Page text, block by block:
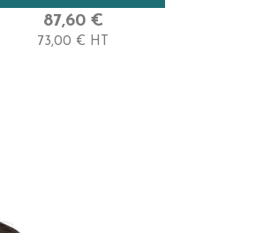
Haute
Longueur
87,60 €
73,00 € HT